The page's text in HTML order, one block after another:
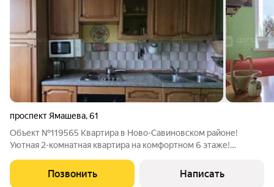
проспект Ямашева,61
Объект №119565 Квартира в Ново-Савиновском районе!
Уютная 2-комнатная квартира на комфортном 6 этаже!
с просторными комнатами. Общая площадь 53,2 кв.м. В
шаговой доступности магазины, сервисы
Позвонить Написать